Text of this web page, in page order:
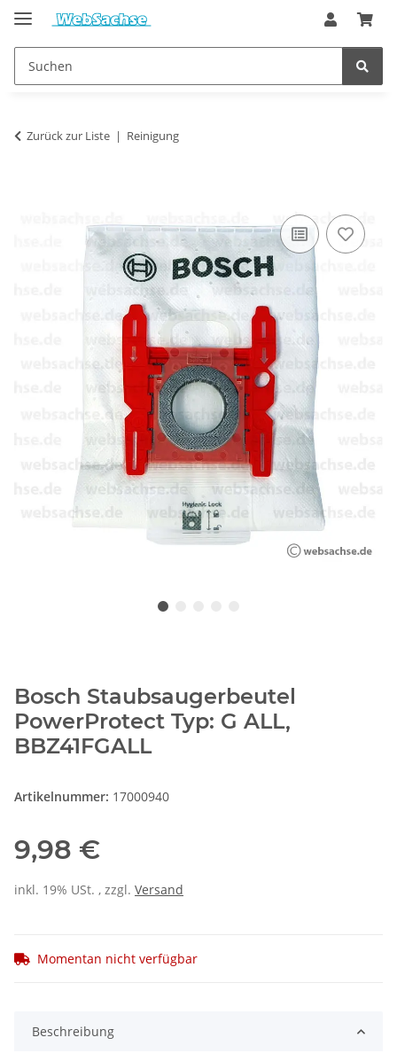
Zurück zur Liste Reinigung
Bosch Staubsaugerbeutel
PowerProtect Typ: G ALL,
BBZ41FGALL
Artikelnummer: 17000940
9,98 €
inkl. 19% USt. , zzgl. Versand
Momentan nicht verfügbar
Beschreibung